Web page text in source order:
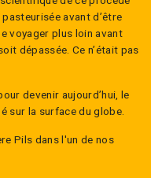
avant d’être
voyager plus loin avant
dépassée. Ce n’était pas
devenir aujourd’hui, le
sur la surface du globe.
Pils dans l'un de nos